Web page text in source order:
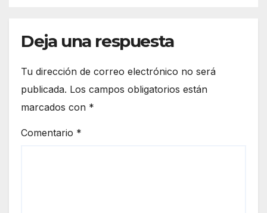
Deja una respuesta
Tu dirección de correo electrónico no será
publicada. Los campos obligatorios están
marcados con *
Comentario *